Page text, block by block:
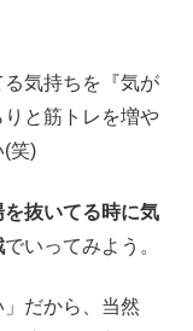
気持ちを『気が
と筋トレを増や
(笑)
を抜いてる時に気
でいってみよう。
」だから、当然